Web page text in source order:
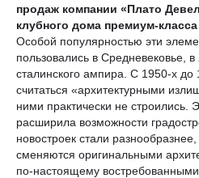
продаж компании «Плато
клубного дома премиум-
Особой популярностью эти
пользовались в Средневековье,
сталинского ампира. С 1950-х до
считаться «архитектурными
ними практически не строились.
расширила возможности
новостроек стали
сменяются оригинальными
по-настоящему